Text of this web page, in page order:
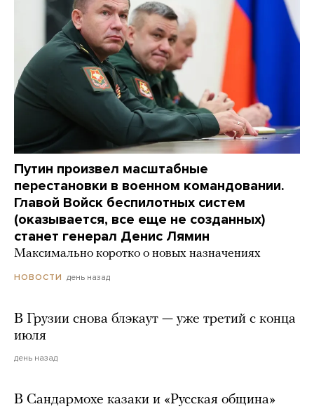
Путин произвел масштабные
перестановки в военном командовании.
Главой Войск беспилотных систем
(оказывается, все еще не созданных)
станет генерал Денис Лямин
Максимально коротко о новых назначениях
НОВОСТИ день назад
В Грузии снова блэкаут — уже третий с конца
июля
день назад
В Сандармохе казаки и «Русская община»